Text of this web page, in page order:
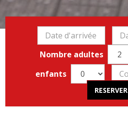
Nombre adultes
enfants
RESERVER